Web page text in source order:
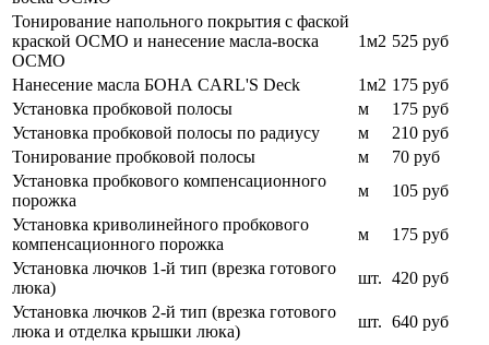
Тонирование напольного покрытия с фаской
краской ОСМО и нанесение масла-воска
ОСМО
1м2 525 руб
Нанесение масла БОНА CARL'S Deck 1м2 175 руб
Установка пробковой полосы
м
175 руб
Установка пробковой полосы по радиусу
м
210 руб
Тонирование пробковой полосы
м 70 руб
Установка пробкового компенсационного
порожка
м 105 руб
Установка криволинейного пробкового
компенсационного порожка
м
175 руб
Установка лючков 1-й тип (врезка готового
люка)
шт. 420 руб
Установка лючков 2-й тип (врезка готового
люка и отделка крышки люка)
шт. 640 руб